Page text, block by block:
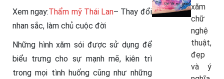
Xem ngay:Thẩm mỹ Thái Lan– Thay đổi
nhan sắc, làm chủ cuộc đời
Những hình xăm sói được sử dụng để
biểu trưng cho sự mạnh mẽ, kiên trì
trong mọi tình huống cũng như những
xăm
chữ
nghệ
thuật,
đẹp
và ý